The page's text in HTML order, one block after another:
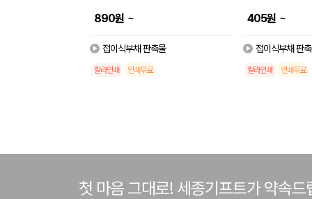
890원 ~
접이식부채 판촉물
칼라인쇄 인쇄무료
405원 ~
접이식부채 판
칼라인쇄 인쇄무료
첫 마음 그대로! 세종기프트가 약속드